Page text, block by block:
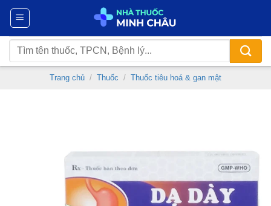
Chuyển
nội
dung
Tìm
kiếm:
Trang chủ / Thuốc / Thuốc tiêu hoá & gan mật